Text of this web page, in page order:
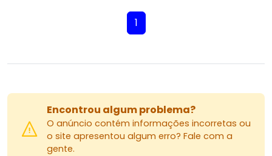
1
Encontrou algum problema?
O anúncio contém informações incorretas ou
o site apresentou algum erro? Fale com a
gente.